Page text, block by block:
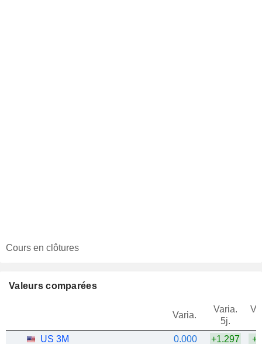
Cours en clôtures
Valeurs comparées
Varia.
Varia.
5j.
US 3M
0.000 +1.297